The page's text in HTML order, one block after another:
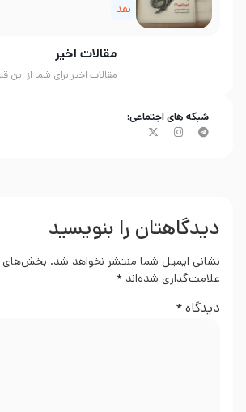
مقالات اخیر
مقالات اخیر برای شما از
نقد
شبکه های اجتماعی:
دیدگاهتان را بنویسید
نشانی ایمیل شما منتشر نخواهد شد. بخش‌های
علامت‌گذاری شده‌اند *
دیدگاه*